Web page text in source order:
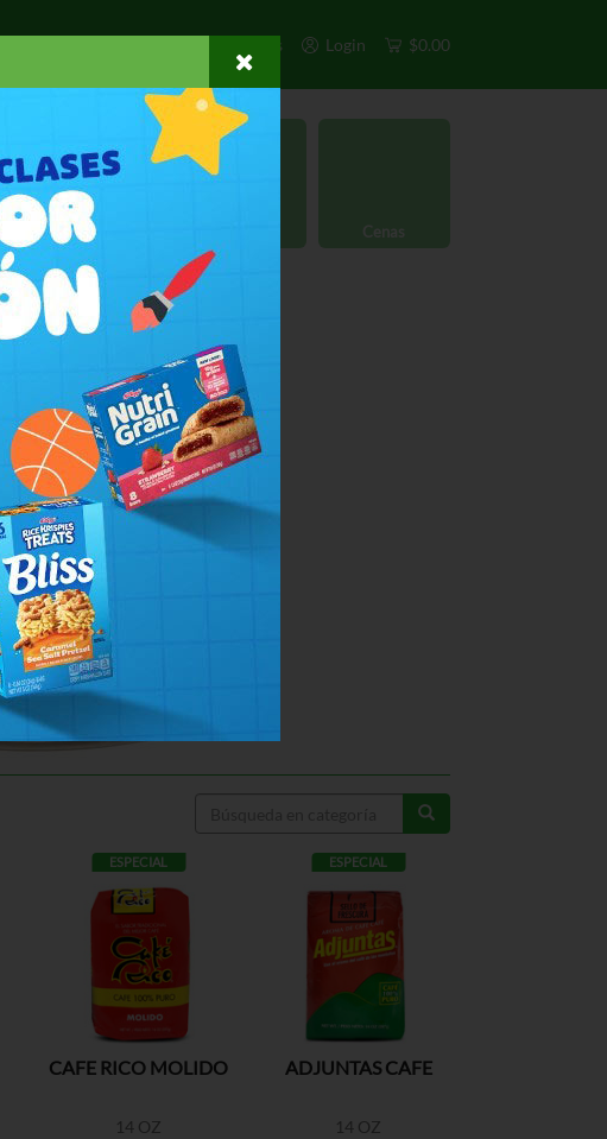
Otros Login $0.00
Orgánico
ESPECIAL
CAFE RICO MOLIDO
14 OZ
ESPECIAL
ADJUNTAS CAFE
14 OZ